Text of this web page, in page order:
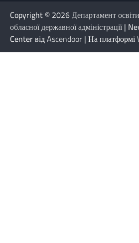
Copyright © 2026Департамент
обласної державної адміністрації|
Center відAscendoor | На платформі